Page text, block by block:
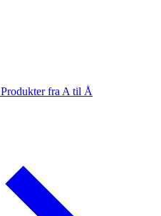
Produkter fra A til Å